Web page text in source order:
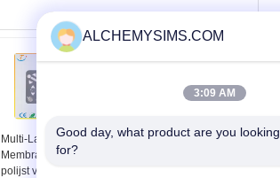
Multi-Layer Flexibele
Membraanschakelaar
polijst voor Medische
ALCHEMYSIMS.COM
3:09 AM
Good day, what product are you looking
for?